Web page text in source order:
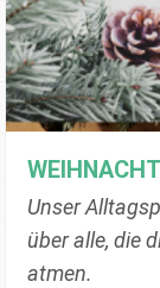
Unser
über alle, die
atmen.